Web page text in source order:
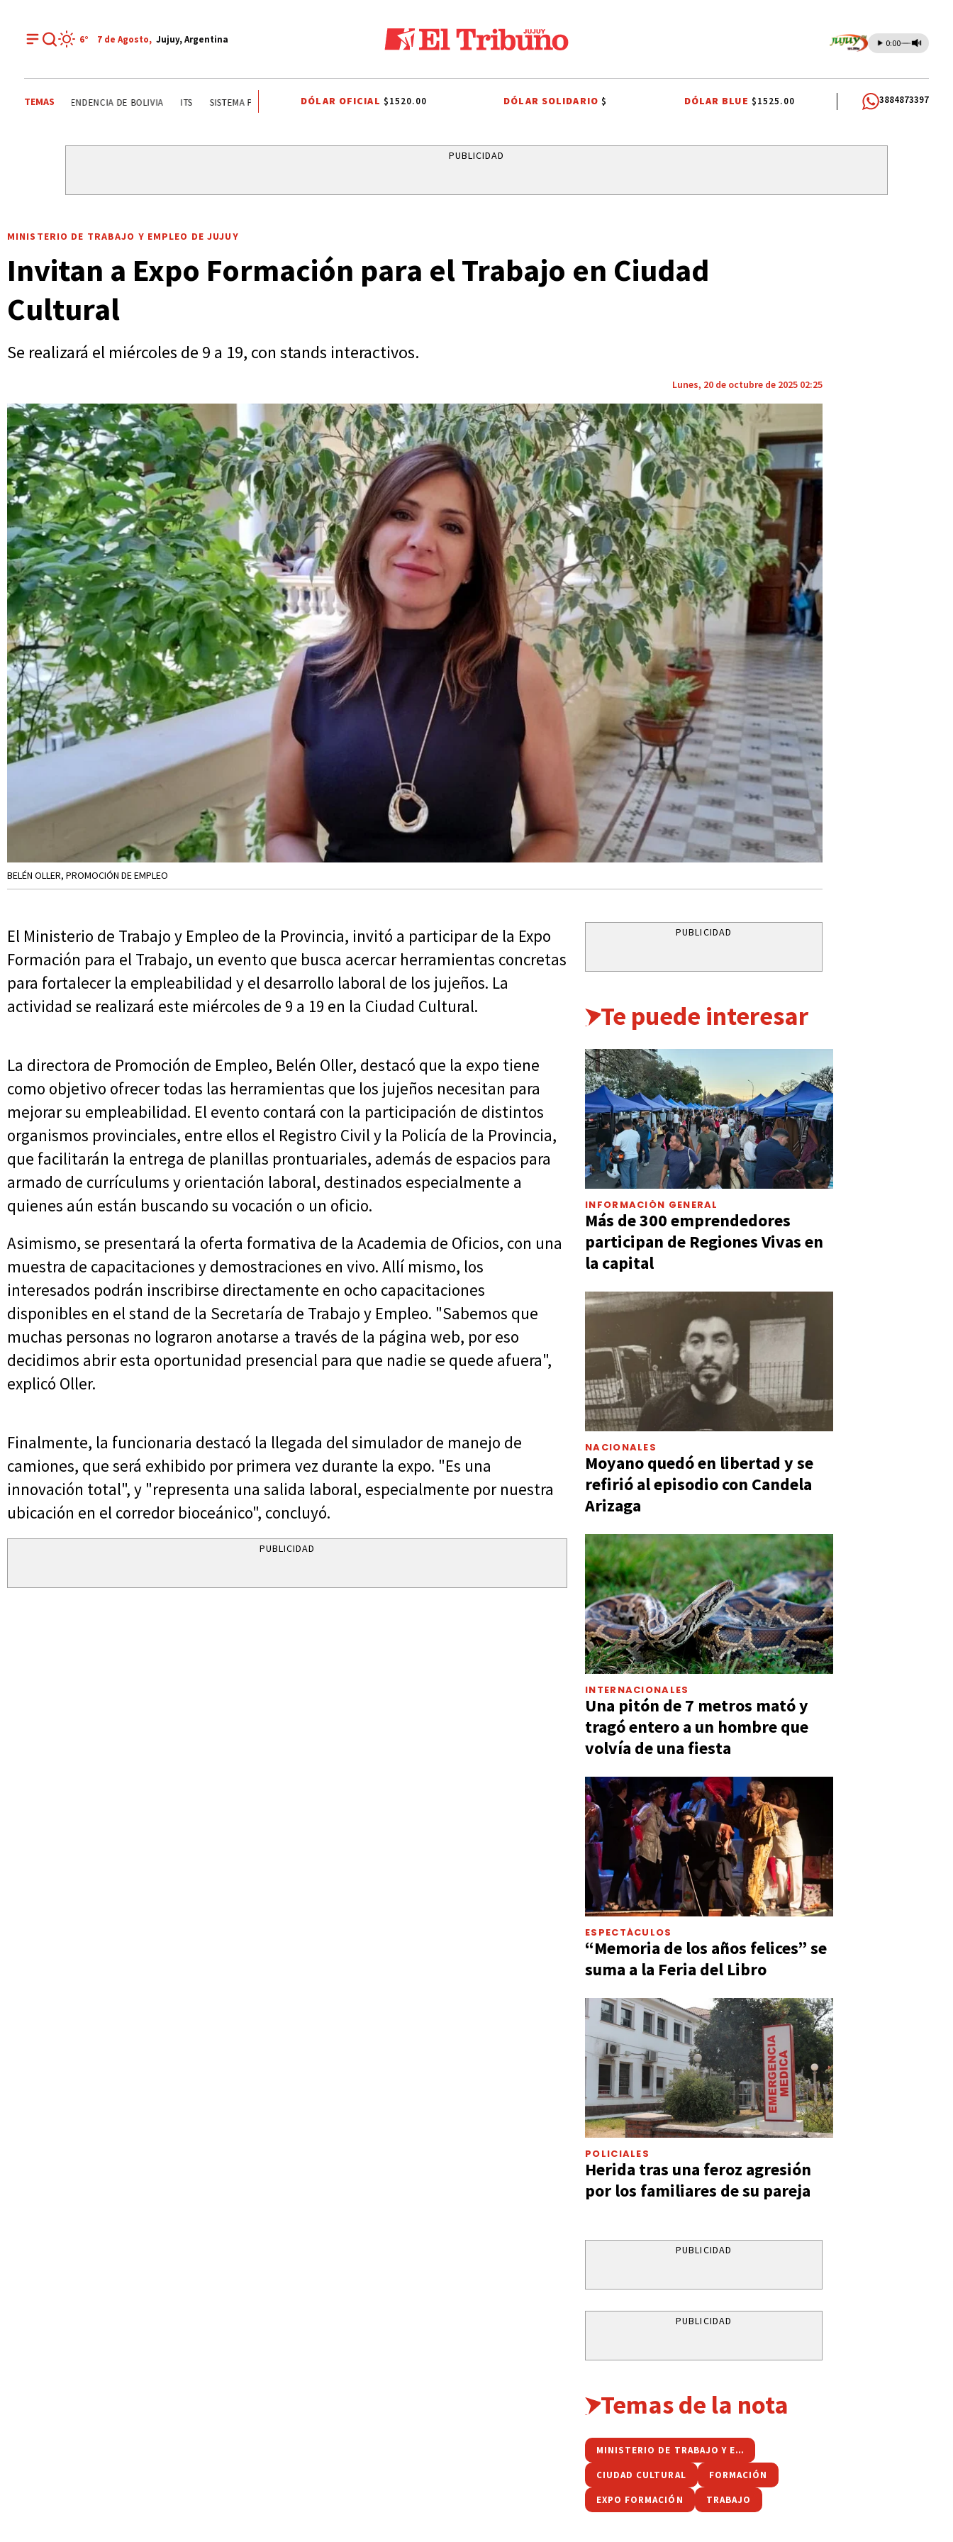
6° 7 de Agosto, Jujuy, Argentina 0:00
TEMASFIESTAS PATRONALES A SAN CAYETANO INDEPENDENCIA DE BOLIVIA ITS SISTEMA PÚBLICO CAME JOVEN CAPITAL HUMANO CASA BLANCA MINISTERIO PÚBLICO DE LA ACUSACIÓN PJ
DÓLAR OFICIAL $1520.00 DÓLAR SOLIDARIO$ DÓLAR BLUE $1525.00 3884873397
PUBLICIDAD
MINISTERIO DE TRABAJO Y EMPLEO DE JUJUY
Invitan a Expo Formación para el Trabajo en Ciudad
Cultural
Se realizará el miércoles de 9 a 19, con stands interactivos.
Lunes, 20 de octubre de 2025 02:25
BELÉN OLLER, PROMOCIÓN DE EMPLEO
El Ministerio de Trabajo y Empleo de la Provincia, invitó a participar de la Expo
Formación para el Trabajo, un evento que busca acercar herramientas concretas
para fortalecer la empleabilidad y el desarrollo laboral de los jujeños. La
actividad se realizará este miércoles de 9 a 19 en la Ciudad Cultural.
La directora de Promoción de Empleo, Belén Oller, destacó que la expo tiene
como objetivo ofrecer todas las herramientas que los jujeños necesitan para
mejorar su empleabilidad. El evento contará con la participación de distintos
organismos provinciales, entre ellos el Registro Civil y la Policía de la Provincia,
que facilitarán la entrega de planillas prontuariales, además de espacios para
armado de currículums y orientación laboral, destinados especialmente a
quienes aún están buscando su vocación o un oficio.
Asimismo, se presentará la oferta formativa de la Academia de Oficios, con una
muestra de capacitaciones y demostraciones en vivo. Allí mismo, los
interesados podrán inscribirse directamente en ocho capacitaciones
disponibles en el stand de la Secretaría de Trabajo y Empleo. "Sabemos que
muchas personas no lograron anotarse a través de la página web, por eso
decidimos abrir esta oportunidad presencial para que nadie se quede afuera",
explicó Oller.
Finalmente, la funcionaria destacó la llegada del simulador de manejo de
camiones, que será exhibido por primera vez durante la expo. "Es una
innovación total", y "representa una salida laboral, especialmente por nuestra
ubicación en el corredor bioceánico", concluyó.
PUBLICIDAD
PUBLICIDAD
Te puede interesar
INFORMACIÓN GENERAL
Más de 300 emprendedores
participan de Regiones Vivas en
la capital
NACIONALES
Moyano quedó en libertad y se
refirió al episodio con Candela
Arizaga
INTERNACIONALES
Una pitón de 7 metros mató y
tragó entero a un hombre que
volvía de una fiesta
ESPECTÁCULOS
“Memoria de los años felices” se
suma a la Feria del Libro
POLICIALES
Herida tras una feroz agresión
por los familiares de su pareja
PUBLICIDAD
PUBLICIDAD
Temas de la nota
MINISTERIO DE TRABAJO Y EMPLEO DE JUJUY
CIUDAD CULTURAL FORMACIÓN
EXPO FORMACIÓN TRABAJO